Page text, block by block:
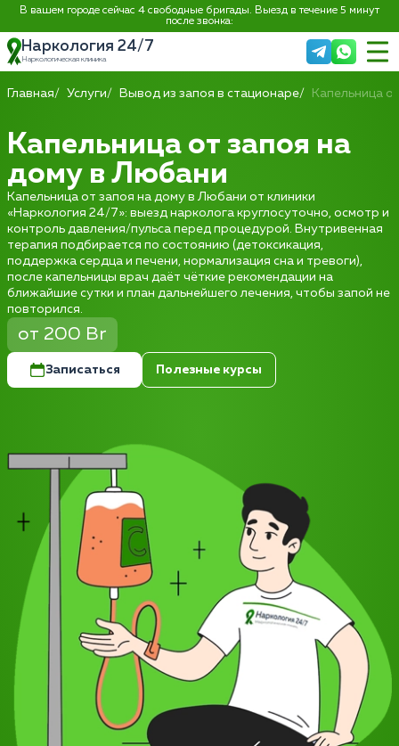
В вашем городе сейчас 4 свободные бригады. Выезд в течение 5 минут
после звонка:
Наркология 24/7
Наркологическая клиника
Главная Услуги Вывод из запоя в стационаре Капельница
Капельница от запоя на
дому в Любани
Капельница от запоя на дому в Любани от клиники
«Наркология 24/7»: выезд нарколога круглосуточно, осмотр и
контроль давления/пульса перед процедурой. Внутривенная
терапия подбирается по состоянию (детоксикация,
поддержка сердца и печени, нормализация сна и тревоги),
после капельницы врач даёт чёткие рекомендации на
ближайшие сутки и план дальнейшего лечения, чтобы запой не
повторился.
от 200 Br
Записаться Полезные курсы